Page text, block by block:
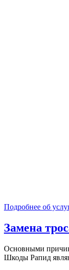
Подробнее об
Замена
Основными
Шкоды Рапид